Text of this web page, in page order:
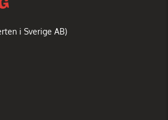
i Sverige AB)